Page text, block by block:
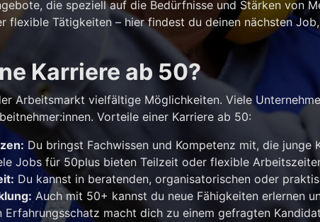
die speziell auf die Bedürfnisse und Stärken von
flexible Tätigkeiten – hier findest du deinen nächsten
Karriere ab 50?
Arbeitsmarkt vielfältige Möglichkeiten. Viele
Vorteile einer Karriere ab 50:
Du bringst Fachwissen und Kompetenz mit, die junge
Jobs für 50plus bieten Teilzeit oder flexible
Du kannst in beratenden, organisatorischen oder
Auch mit 50+ kannst du neue Fähigkeiten erlernen
Erfahrungsschatz macht dich zu einem gefragten